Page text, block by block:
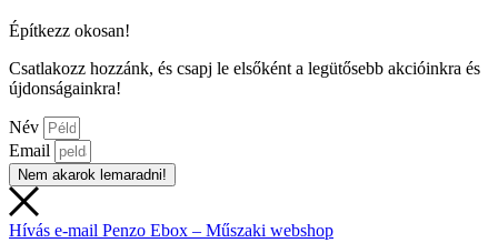
Építkezz okosan!
Csatlakozz hozzánk, és csapj le elsőként a legütősebb akcióinkra és
újdonságainkra!
Név
Email
Nem akarok lemaradni!
Hívás e-mail Penzo Ebox – Műszaki webshop